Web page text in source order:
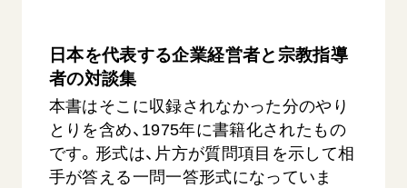
【被爆証言】「原爆の子」として生きた80年
広島県 早志百…
2026.08.06
SDGs 平和 動画
日本を代表する企業経営者と宗教指導
者の対談集
本書はそこに収録されなかった分のやり
とりを含め、1975年に書籍化されたもの
です。形式は、片方が質問項目を示して相
手が答える一問一答形式になっていま